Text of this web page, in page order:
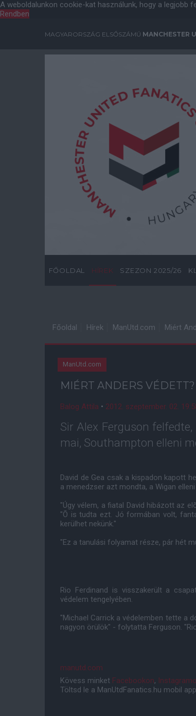
A weboldalunkon cookie-kat használunk, hogy a legjobb
Rendben
MAGYARORSZÁG ELSŐSZÁMÚ MANCHESTER
FŐOLDAL HÍREK SZEZON 2025/26
Főoldal Hírek ManUtd.com Miért
ManUtd.com
MIÉRT ANDERS VÉDETT?
Balog Attila • 2012. szeptember. 02.
Sir Alex Ferguson
mai, Southampton elleni
David de Gea csak a kispadon kapott
a menedzser azt mondta, a Wigan
"Úgy vélem, a fiatal David hibázott az
"Õ is tudta ezt. Jó formában volt,
kerülhet nekünk."
"Ez a tanulási folyamat része, pár hét
Rio Ferdinand is visszakerült a
védelem tengelyében.
"Michael Carrick a védelemben tette a
nagyon örülök" - folytatta Ferguson.
manutd.com
Kövess minket Facebookon,
Töltsd le a ManUtdFanatics.hu mobil